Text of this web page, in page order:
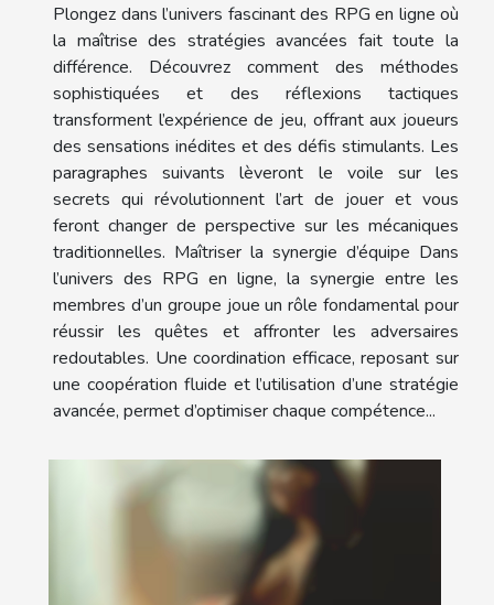
Plongez dans l’univers fascinant des RPG en ligne où
la maîtrise des stratégies avancées fait toute la
différence. Découvrez comment des méthodes
sophistiquées et des réflexions tactiques
transforment l’expérience de jeu, offrant aux joueurs
des sensations inédites et des défis stimulants. Les
paragraphes suivants lèveront le voile sur les
secrets qui révolutionnent l’art de jouer et vous
feront changer de perspective sur les mécaniques
traditionnelles. Maîtriser la synergie d’équipe Dans
l’univers des RPG en ligne, la synergie entre les
membres d’un groupe joue un rôle fondamental pour
réussir les quêtes et affronter les adversaires
redoutables. Une coordination efficace, reposant sur
une coopération fluide et l’utilisation d’une stratégie
avancée, permet d’optimiser chaque compétence...